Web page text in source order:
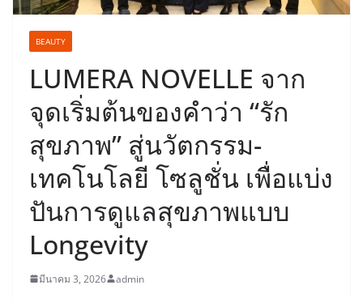
BEAUTY
LUMERA NOVELLE จาก
จุดเริ่มต้นของคำว่า “รัก
สุขภาพ” สู่นวัตกรรม-
เทคโนโลยี โซลูชั่น เพื่อแบ่ง
ปันการดูแลสุขภาพแบบ
Longevity
มีนาคม 3, 2026 admin